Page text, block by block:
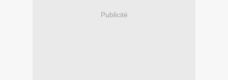
Publicité